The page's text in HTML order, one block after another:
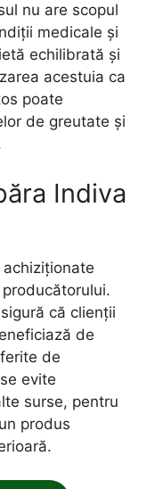
nu are scopul
medicale și
echilibrată și
acestuia ca
poate
de greutate și
Indiva
că clienții
de
de
evite
surse, pentru
produs